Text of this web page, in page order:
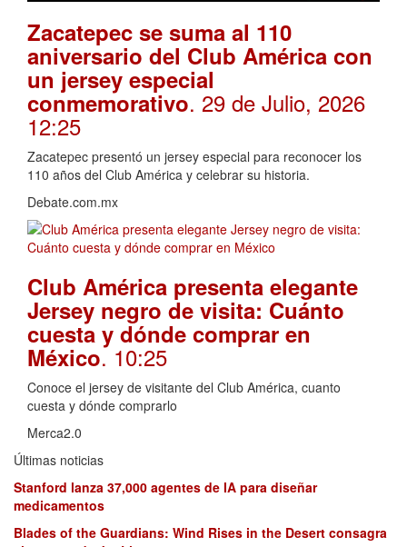
Zacatepec se suma al 110
aniversario del Club América con
un jersey especial
conmemorativo. 29 de Julio, 2026
12:25
Zacatepec presentó un jersey especial para reconocer los
110 años del Club América y celebrar su historia.
Debate.com.mx
Club América presenta elegante
Jersey negro de visita: Cuánto
cuesta y dónde comprar en
México. 10:25
Conoce el jersey de visitante del Club América, cuanto
cuesta y dónde comprarlo
Merca2.0
Últimas noticias
Stanford lanza 37,000 agentes de IA para diseñar
medicamentos
Blades of the Guardians: Wind Rises in the Desert consagra